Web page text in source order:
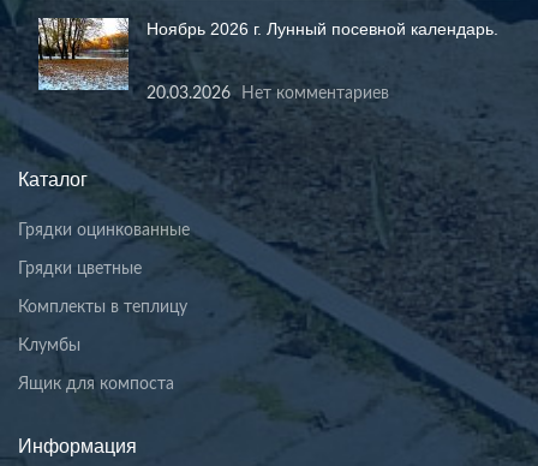
Ноябрь 2026 г. Лунный посевной календарь.
20.03.2026 Нет комментариев
Каталог
Грядки оцинкованные
Грядки цветные
Комплекты в теплицу
Клумбы
Ящик для компоста
Информация